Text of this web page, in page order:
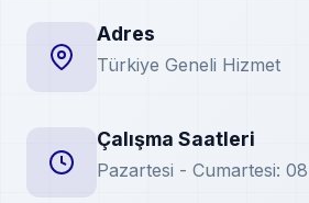
Adres
Türkiye Geneli Hizmet
Çalışma Saatleri
Pazartesi - Cumartesi: